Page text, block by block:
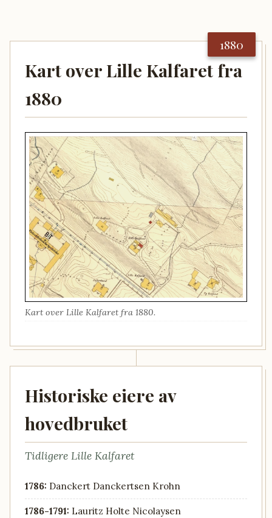
1880
Kart over Lille Kalfaret fra
1880
Kart over Lille Kalfaret fra 1880.
Historiske eiere av
hovedbruket
Tidligere Lille Kalfaret
1786: Danckert Danckertsen Krohn
1786-1791: Lauritz Holte Nicolaysen